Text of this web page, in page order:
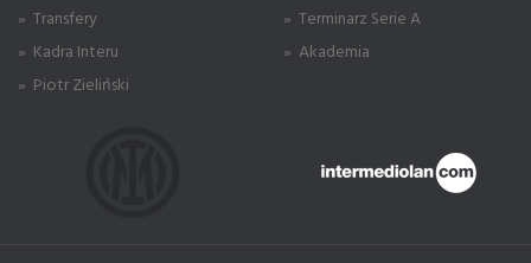
» Transfery
» Kadra Interu
» Piotr Zieliński
» Terminarz Serie A
» Akademia